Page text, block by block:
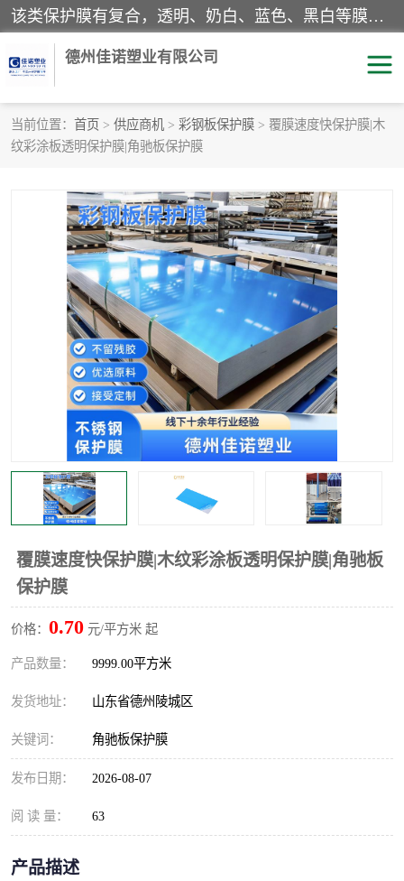
该类保护膜有复合，透明、奶白、蓝色、黑白等膜型。特高粘，高粘，中高粘，中粘，中低粘，低粘等。对于不同的粘力要求有相应的产品相适配。无胶渍残留污染。在较宽的收卷幅度下平整无皱纹，收卷长度大，利于机械化及自动化施工粘贴。为您的产品提供的表面保护解决方案。 产品广泛适用于：铝材、不锈钢、金属、塑料、电子、家电、家具、玻璃、化工材料、装饰材料等。
德州佳诺塑业有限公司
当前位置： 首页 > 供应商机 > 彩钢板保护膜 > 覆膜速度快保护膜|木
纹彩涂板透明保护膜|角驰板保护膜
覆膜速度快保护膜|木纹彩涂板透明保护膜|角驰板
保护膜
价格： 0.70 元/平方米 起
产品数量： 9999.00平方米
发货地址： 山东省德州陵城区
关键词： 角驰板保护膜
发布日期： 2026-08-07
阅 读 量： 63
产品描述
pe保护膜
地毯保护膜 家具保护膜
拉伸缠绕膜 透明保护膜
黑白保护膜 乳白保护膜
明蓝保护膜 纯黑保护膜
印字保护膜 彩钢板保护膜
不绣钢板保护膜 两边上胶保护膜
窗缝阻风胶带 铝板保护膜
不锈钢板保护膜 一次性隔离膜